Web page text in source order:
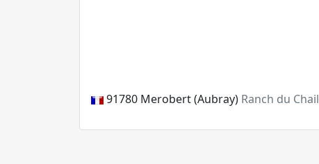
91780 Merobert (Aubray) Ranch du